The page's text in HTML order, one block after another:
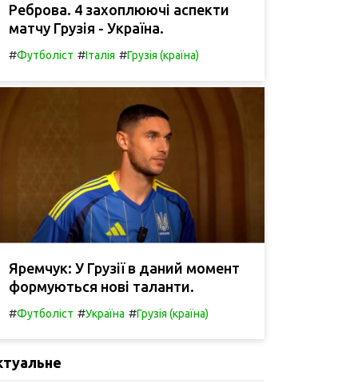
Реброва. 4 захоплюючі аспекти
матчу Грузія - Україна.
#Футболіст #Італія #Грузія (країна)
Яремчук: У Грузії в даний момент
формуються нові таланти.
#Футболіст #Україна #Грузія (країна)